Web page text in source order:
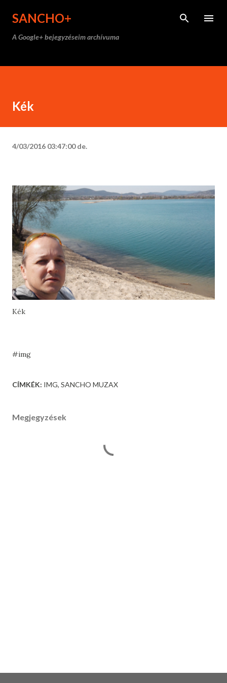
SANCHO+
A Google+ bejegyzéseim archívuma
Kék
4/03/2016 03:47:00 de.
Kék
#img
CÍMKÉK: IMG SANCHO MUZAX
Megjegyzések